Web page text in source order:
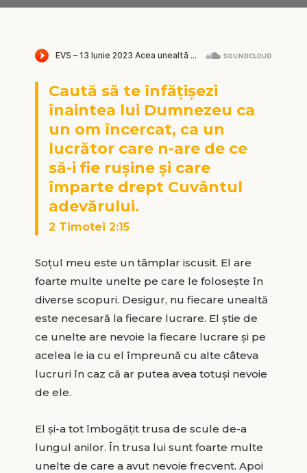
Caută să te înfățișezi
înaintea lui Dumnezeu ca
un om încercat, ca un
lucrător care n-are de ce
să-i fie rușine și care
împarte drept Cuvântul
adevărului.
2 Timotei 2:15
Soțul meu este un tâmplar iscusit. El are
foarte multe unelte pe care le folosește în
diverse scopuri. Desigur, nu fiecare unealtă
este necesară la fiecare lucrare. El știe de
ce unelte are nevoie la fiecare lucrare și pe
acelea le ia cu el împreună cu alte câteva
lucruri în caz că ar putea avea totuși nevoie
de ele.
El și-a tot îmbogățit trusa de scule de-a
lungul anilor. În trusa lui sunt foarte multe
unelte de care a avut nevoie frecvent. Apoi